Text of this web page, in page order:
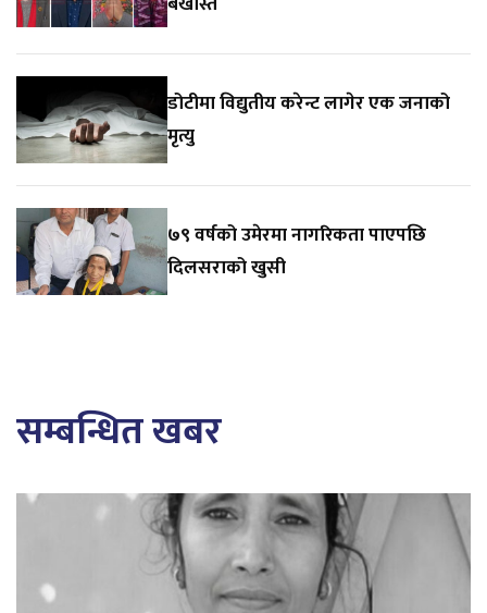
डोटीमा विद्युतीय करेन्ट लागेर एक जनाको
मृत्यु
७९ वर्षको उमेरमा नागरिकता पाएपछि
दिलसराको खुसी
सम्बन्धित खबर